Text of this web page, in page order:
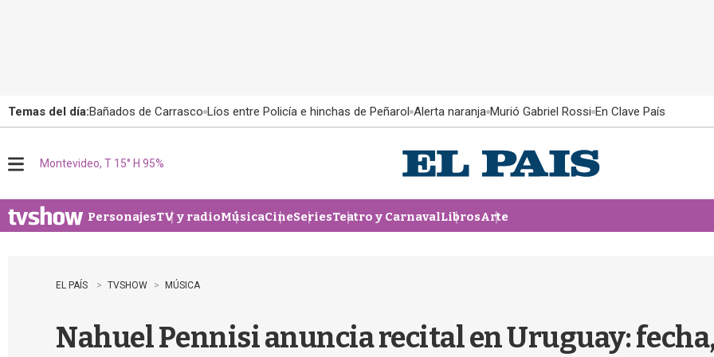
Temas del día:Bañados de Carrasco Líos entre Policía e hinchas de Peñarol Alerta naranja Murió Gabriel Rossi En Clave País
u
Montevideo, T 15° H 95%
PersonajesTV y radioMúsicaCineSeriesTeatro y CarnavalLibrosArte
EL PAÍS TVSHOW MÚSICA
Nahuel Pennisi anuncia recital en Uruguay: